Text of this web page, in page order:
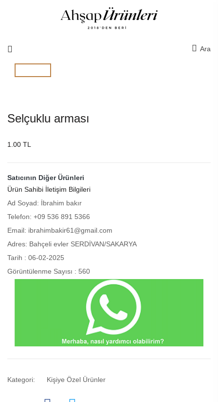
Ara
Selçuklu arması
1.00 TL
Satıcının Diğer Ürünleri
Ürün Sahibi İletişim Bilgileri
Ad Soyad: İbrahim bakır
Telefon: +09 536 891 5366
Email: ibrahimbakir61@gmail.com
Adres: Bahçeli evler SERDİVAN/SAKARYA
Tarih : 06-02-2025
Görüntülenme Sayısı : 560
Kategori: Kişiye Özel Ürünler